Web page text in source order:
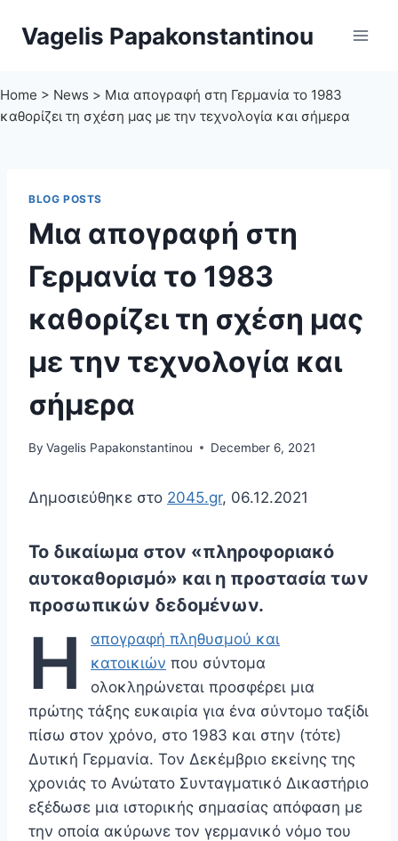
Vagelis Papakonstantinou
Home > News > Μια απογραφή στη Γερμανία το 1983
καθορίζει τη σχέση μας με την τεχνολογία και σήμερα
BLOG POSTS
Μια απογραφή στη
Γερμανία το 1983
καθορίζει τη σχέση μας
με την τεχνολογία και
σήμερα
By Vagelis Papakonstantinou December 6, 2021
Δημοσιεύθηκε στο 2045.gr, 06.12.2021
To δικαίωμα στον «πληροφοριακό
αυτοκαθορισμό» και η προστασία των
προσωπικών δεδομένων.
Η
απογραφή πληθυσμού και
κατοικιών που σύντομα
ολοκληρώνεται προσφέρει μια
πρώτης τάξης ευκαιρία για ένα σύντομο ταξίδι
πίσω στον χρόνο, στο 1983 και στην (τότε)
Δυτική Γερμανία. Τον Δεκέμβριο εκείνης της
χρονιάς το Ανώτατο Συνταγματικό Δικαστήριο
εξέδωσε μια ιστορικής σημασίας απόφαση με
την οποία ακύρωνε τον γερμανικό νόμο του